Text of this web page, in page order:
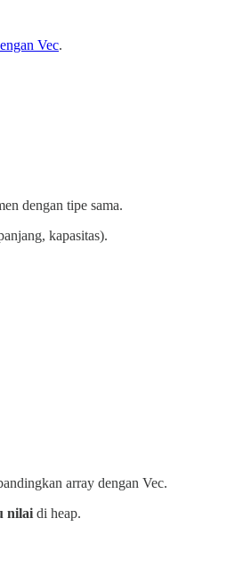
Vec.
dengan tipe sama.
kapasitas).
array dengan Vec.
nilaidi heap.